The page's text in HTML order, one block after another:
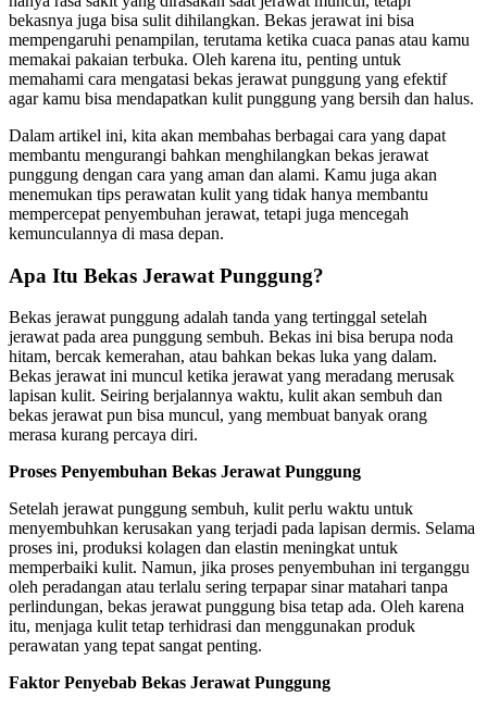
bekasnya juga bisa sulit dihilangkan. Bekas jerawat ini bisa
mempengaruhi penampilan, terutama ketika cuaca panas atau kamu
memakai pakaian terbuka. Oleh karena itu, penting untuk
memahami cara mengatasi bekas jerawat punggung yang efektif
agar kamu bisa mendapatkan kulit punggung yang bersih dan halus.
Dalam artikel ini, kita akan membahas berbagai cara yang dapat
membantu mengurangi bahkan menghilangkan bekas jerawat
punggung dengan cara yang aman dan alami. Kamu juga akan
menemukan tips perawatan kulit yang tidak hanya membantu
mempercepat penyembuhan jerawat, tetapi juga mencegah
kemunculannya di masa depan.
Apa Itu Bekas Jerawat Punggung?
Bekas jerawat punggung adalah tanda yang tertinggal setelah
jerawat pada area punggung sembuh. Bekas ini bisa berupa noda
hitam, bercak kemerahan, atau bahkan bekas luka yang dalam.
Bekas jerawat ini muncul ketika jerawat yang meradang merusak
lapisan kulit. Seiring berjalannya waktu, kulit akan sembuh dan
bekas jerawat pun bisa muncul, yang membuat banyak orang
merasa kurang percaya diri.
Proses Penyembuhan Bekas Jerawat Punggung
Setelah jerawat punggung sembuh, kulit perlu waktu untuk
menyembuhkan kerusakan yang terjadi pada lapisan dermis. Selama
proses ini, produksi kolagen dan elastin meningkat untuk
memperbaiki kulit. Namun, jika proses penyembuhan ini terganggu
oleh peradangan atau terlalu sering terpapar sinar matahari tanpa
perlindungan, bekas jerawat punggung bisa tetap ada. Oleh karena
itu, menjaga kulit tetap terhidrasi dan menggunakan produk
perawatan yang tepat sangat penting.
Faktor Penyebab Bekas Jerawat Punggung